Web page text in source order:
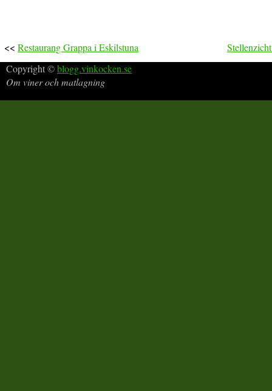
<< Restaurang Grappa i Eskilstuna
Copyright ©blogg.vinkocken.se
Om viner och matlagning